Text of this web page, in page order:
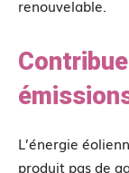
renouvelable.
L’énergie
produit pas de